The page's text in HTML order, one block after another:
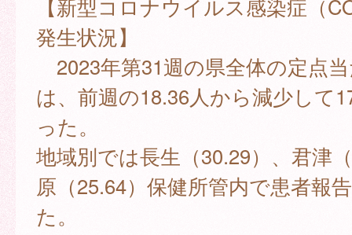
【新型コロナウイルス感染症（
発生状況】
2023年第31週の県全体の定点
は、前週の18.36人から減少して
った。
地域別では長生（30.29）、君津
原（25.64）保健所管内で患者報
た。